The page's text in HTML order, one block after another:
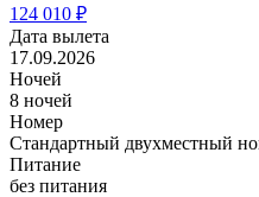
124 010 ₽
Дата вылета
17.09.2026
Ночей
8 ночей
Номер
Стандартный двухместный
Питание
без питания